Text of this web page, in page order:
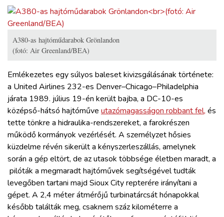
A380-as hajtóműdarabok Grönlandon
(fotó: Air Greenland/BEA)
Emlékezetes egy súlyos baleset kivizsgálásának története:
a United Airlines 232-es Denver–Chicago–Philadelphia
járata 1989. július 19-én került bajba, a DC-10-es
középső-hátsó hajtóműve utazómagasságon robbant fel, és
tette tönkre a hidraulika-rendszereket, a farokrészen
működő kormányok vezérlését. A személyzet hősies
küzdelme révén sikerült a kényszerleszállás, amelynek
során a gép eltört, de az utasok többsége életben maradt, a
pilóták a megmaradt hajtóművek segítségével tudták
levegőben tartani majd Sioux City repterére irányítani a
gépet. A 2,4 méter átmérőjű turbinatárcsát hónapokkal
később találták meg, csaknem száz kilométerre a